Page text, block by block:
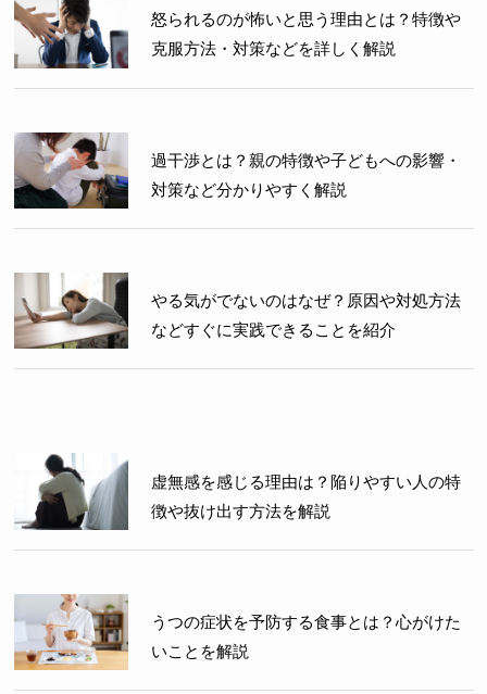
怒られるのが怖いと思う理由とは？特徴や
克服方法・対策などを詳しく解説
過干渉とは？親の特徴や子どもへの影響・
対策など分かりやすく解説
やる気がでないのはなぜ？原因や対処方法
などすぐに実践できることを紹介
虚無感を感じる理由は？陥りやすい人の特
徴や抜け出す方法を解説
うつの症状を予防する食事とは？心がけた
いことを解説